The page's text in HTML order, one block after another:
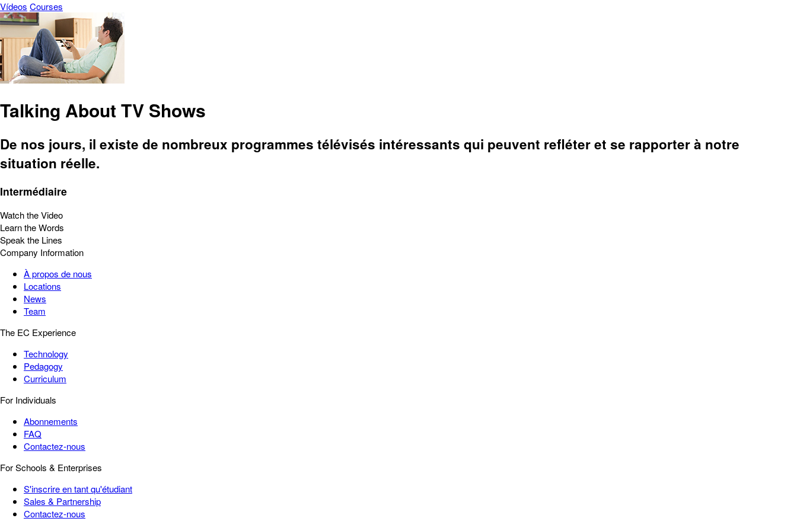
Vídeos Courses
Talking About TV Shows
De nos jours, il existe de nombreux programmes télévisés intéressants qui peuvent refléter et se rapporter à notre
situation réelle.
Intermédiaire
Watch the Video
Learn the Words
Speak the Lines
Company Information
À propos de nous
Locations
News
Team
The EC Experience
Technology
Pedagogy
Curriculum
For Individuals
Abonnements
FAQ
Contactez-nous
For Schools & Enterprises
S'inscrire en tant qu'étudiant
Sales & Partnership
Contactez-nous